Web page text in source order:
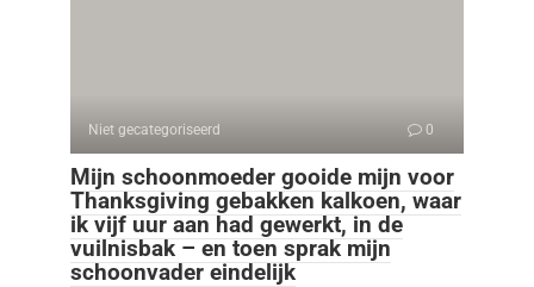
Niet gecategoriseerd 0
Mijn schoonmoeder gooide mijn voor
Thanksgiving gebakken kalkoen, waar
ik vijf uur aan had gewerkt, in de
vuilnisbak – en toen sprak mijn
schoonvader eindelijk